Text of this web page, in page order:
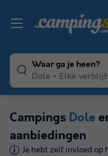
Waar ga je heen?
Dole
Elke
Campings Dole
aanbiedingen
Je hebt zelf invloed op